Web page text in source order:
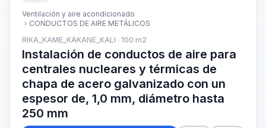
Ventilación y aire acondicionado
CONDUCTOS DE AIRE METÁLICOS
RIKA_KAME_KAKANE_KALI · 100 m2
Instalación de conductos de aire para
centrales nucleares y térmicas de
chapa de acero galvanizado con un
espesor de, 1,0 mm, diámetro hasta
250 mm